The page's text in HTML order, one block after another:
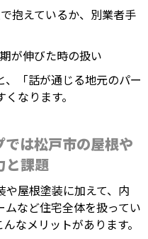
抱えているか、別業者手
が伸びた時の扱い
「話が通じる地元のパー
なります。
は松戸市の屋根や
と課題
屋根塗装に加えて、内
など住宅全体を扱ってい
なメリットがあります。